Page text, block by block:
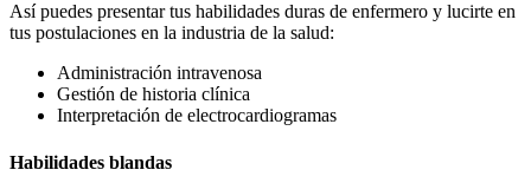
Así puedes presentar tus habilidades duras de enfermero y lucirte en
tus postulaciones en la industria de la salud:
Administración intravenosa
Gestión de historia clínica
Interpretación de electrocardiogramas
Habilidades blandas